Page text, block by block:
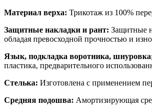
Материал верха: Трикотаж из 100%
Защитные накладки и рант: Защитные
обладая превосходной прочностью и
Язык, подкладка воротника,
пластика, предварительного
Стелька: Изготовлена с применением
Средняя подошва: Амортизирующая